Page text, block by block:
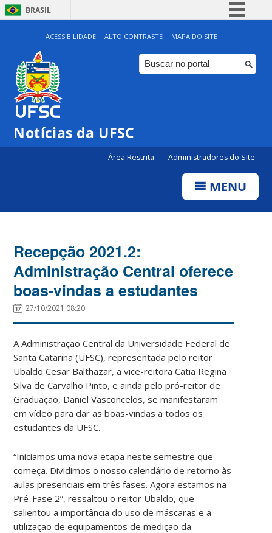
BRASIL
Simplifique!
Comunica BR
Participe
ACESSIBILIDADE ALTO CONTRASTE MAPA DO SITE
Notícias da UFSC
Área Restrita Administradores do Site
MENU
Recepção 2021.2:
Administração Central oferece
boas-vindas a estudantes
27/10/2021 08:20
A Administração Central da Universidade Federal de
Santa Catarina (UFSC), representada pelo reitor
Ubaldo Cesar Balthazar, a vice-reitora Catia Regina
Silva de Carvalho Pinto, e ainda pelo pró-reitor de
Graduação, Daniel Vasconcelos, se manifestaram
em vídeo para dar as boas-vindas a todos os
estudantes da UFSC.
“Iniciamos uma nova etapa neste semestre que
começa. Dividimos o nosso calendário de retorno às
aulas presenciais em três fases. Agora estamos na
Pré-Fase 2”, ressaltou o reitor Ubaldo, que
salientou a importância do uso de máscaras e a
utilização de equipamentos de medição da